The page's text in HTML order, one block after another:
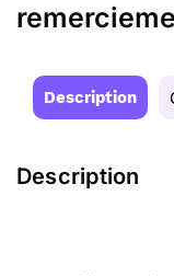
Description
Description